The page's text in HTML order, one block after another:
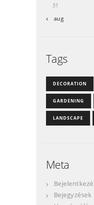
31
« aug
Tags
DECORATION
GARDENING
LANDSCAPE
Meta